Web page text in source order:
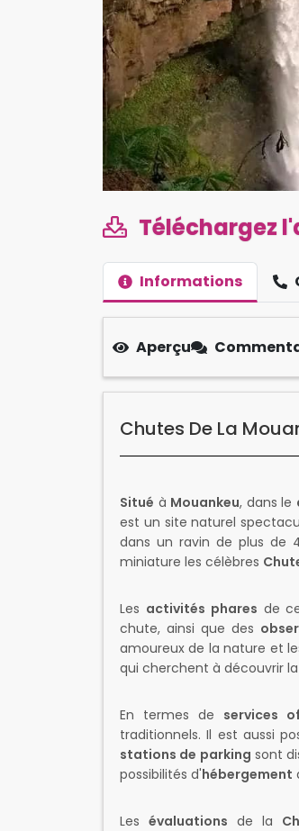
Téléchargez
Informations
Aperçu
Chutes De La
Situé à Mouankeu, dans le
est un site naturel
dans un ravin de plus de
miniature les célèbres
Les activités phares de
chute, ainsi que des
amoureux de la nature et
qui cherchent à découvrir
En termes de services
traditionnels. Il est aussi
stations de parking sont
possibilités d'hébergement
Lesévaluations de la